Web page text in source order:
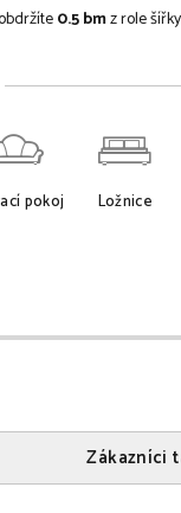
0.5 bmz role
pokoj Ložnice
Zákazníci